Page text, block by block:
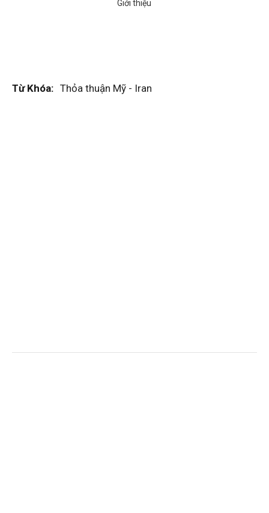
Từ Khóa: Thỏa thuận Mỹ - Iran